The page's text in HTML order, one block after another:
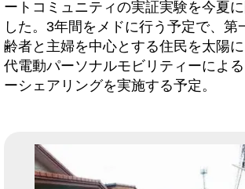
ートコミュニティの実証実験を今夏
した。3年間をメドに行う予定で、第
齢者と主婦を中心とする住民を太陽
代電動パーソナルモビリティーによ
ーシェアリングを実施する予定。